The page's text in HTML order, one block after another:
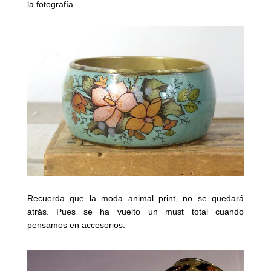
la fotografía.
Recuerda que la moda animal print, no se quedará
atrás. Pues se ha vuelto un must total cuando
pensamos en accesorios.